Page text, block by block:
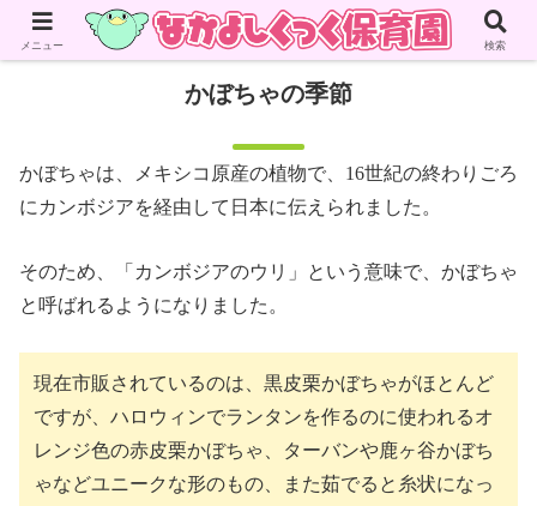
かぼちゃの季節
かぼちゃは、メキシコ原産の植物で、16世紀の終わりごろ
にカンボジアを経由して日本に伝えられました。
そのため、「カンボジアのウリ」という意味で、かぼちゃ
と呼ばれるようになりました。
現在市販されているのは、黒皮栗かぼちゃがほとんど
ですが、ハロウィンでランタンを作るのに使われるオ
レンジ色の赤皮栗かぼちゃ、ターバンや鹿ヶ谷かぼち
ゃなどユニークな形のもの、また茹でると糸状になっ
メニュー 検索